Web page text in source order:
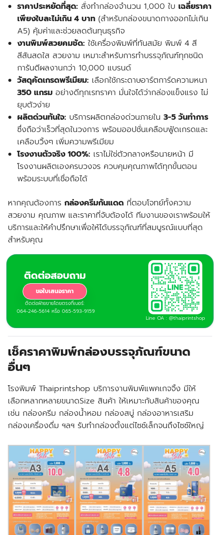
ราคาประหยัดที่สุด: สั่งทำกล่องจำนวน 1,000 ใบเฉลี่ยราคา
เพียงใบละไม่เกิน 4 บาท (สำหรับกล่องขนาดกางออกไม่เกิน
A5) คุ้มค่าและช่วยลดต้นทุนธุรกิจ
งานพิมพ์สวยคมชัด: ใช้เครื่องพิมพ์ที่ทันสมัย พิมพ์ 4 สี
สีสันสดใส สวยงาม เหมาะสำหรับการทำบรรจุภัณฑ์ทุกชนิด
การันตีผลงานกว่า 10,000 แบรนด์
วัสดุคัดเกรดพรีเมียม: เลือกใช้กระดาษอาร์ตการ์ดความหนา
350 แกรม อย่างดีทุกเรทราคา มั่นใจได้ว่ากล่องแข็งแรง ไม่
ยุบตัวง่าย
ผลิตด่วนทันใจ: บริการผลิตกล่องด่วนภายใน3-5 วันทำการ
ซึ่งถือว่าเร็วที่สุดในวงการ พร้อมออปชั่นเคลือบฟู้ดเกรดและ
เคลือบวิ้งๆ เพิ่มความพรีเมียม
โรงงานตัวจริง 100%: เราไม่ใช่ตัวกลางหรือนายหน้า มี
โรงงานผลิตเองครบวงจร ควบคุมคุณภาพได้ทุกขั้นตอน
พร้อมระบบที่เชื่อถือได้
หากคุณต้องการ กล่องครีมกันแดด ที่ตอบโจทย์ทั้งความ
สวยงาม คุณภาพ และราคาที่จับต้องได้ ทีมงานของเราพร้อมให้
บริการและให้คำปรึกษาเพื่อให้ได้บรรจุภัณฑ์ที่สมบูรณ์แบบที่สุด
สำหรับคุณ
ติดต่อสอบถาม
ขอใบเสนอราคา
ติดต่อฝ่ายขายโดยตรงที่เบอร์:
064-246-5614 หรือ 065-593-9159
Line OA : @thaiprintshop
เช็คราคาพิมพ์กล่องบรรจุภัณฑ์ขนาด
อื่นๆ
โรงพิมพ์ Thaiprintshop บริการงานพิมพ์แพคเกจจิ้ง มีให้
เลือกหลากหลายขนาดSize สินค้า ให้เหมาะกับสินค้าของคุณ
เช่น กล่องครีม กล่องน้ำหอม กล่องสบู่ กล่องอาหารเสริม
กล่องเครื่องดื่ม ฯลฯ รับทำกล่องตั้งแต่ไซซ์เล็กจนถึงไซซ์ใหญ่